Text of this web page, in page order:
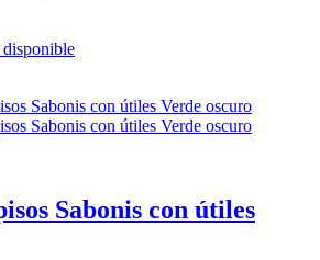
Sabonis con útiles